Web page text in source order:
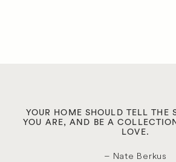
YOUR HOME SHOULD TELL THE
YOU ARE, AND BE A
LOVE.
– Nate Berkus